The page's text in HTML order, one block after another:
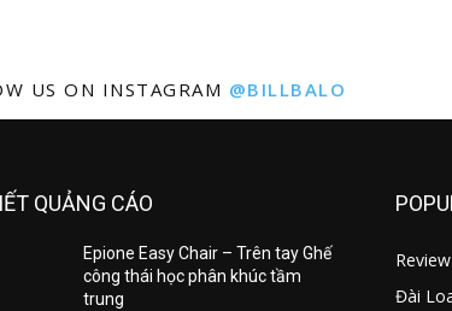
US ON INSTAGRAM @BILLBALO
QUẢNG CÁO
Epione Easy Chair – Trên tay Ghế
công thái học phân khúc tầm
trung
Review
Đài